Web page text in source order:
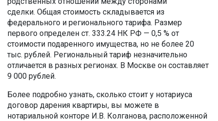
сделки. Общая стоимость складывается из
федерального и регионального тарифа. Размер
первого определен ст. 333.24 НК РФ — 0,5 % от
стоимости подаренного имущества, но не более 20
тыс. рублей. Региональный тариф незначительно
отличается в разных регионах. В Москве он составляет
9 000 рублей.
Более подробно узнать, сколько стоит у нотариуса
договор дарения квартиры, вы можете в
нотариальной конторе И.В. Колганова, расположенной